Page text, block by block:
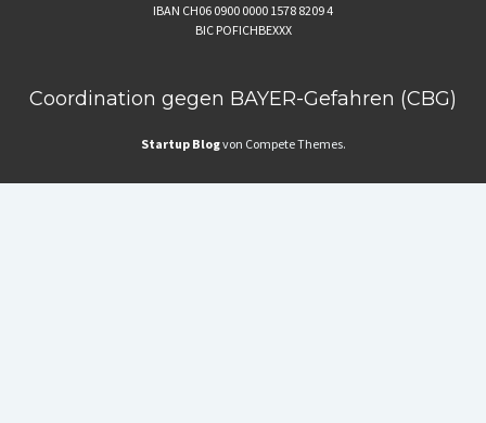
IBAN CH06 0900 0000 1578 8209 4
BIC POFICHBEXXX
Coordination gegen BAYER-Gefahren (CBG)
Startup Blogvon Compete Themes.